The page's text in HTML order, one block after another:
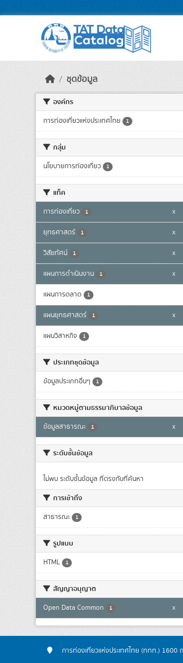
ชุดข้อมูล
องค์กร
การท่องเที่ยวแห่งประเทศไทย 1
กลุ่ม
นโยบายการท่องเที่ยว 1
แท็ค
การท่องเที่ยว 1 x
ยุทธศาสตร์ 1 x
วิสัยทัศน์ 1 x
แผนการดำเนินงาน 1 x
แผนการตลาด 1
แผนยุทธศาสตร์ 1 x
แผนวิสาหกิจ 1
ประเภทชุดข้อมูล
ข้อมูลประเภทอื่นๆ 1
หมวดหมู่ตามธรรมาภิบาลข้อมูล
ข้อมูลสาธารณะ 1 x
ระดับชั้นข้อมูล
ไม่พบ ระดับชั้นข้อมูล ที่ตรงกับที่ค้นหา
การเข้าถึง
สาธารณะ 1
รูปแบบ
HTML 1
สัญญาอนุญาต
Open Data Common 1 x
การท่องเที่ยวแห่งประเทศไทย (ททท.) 1600